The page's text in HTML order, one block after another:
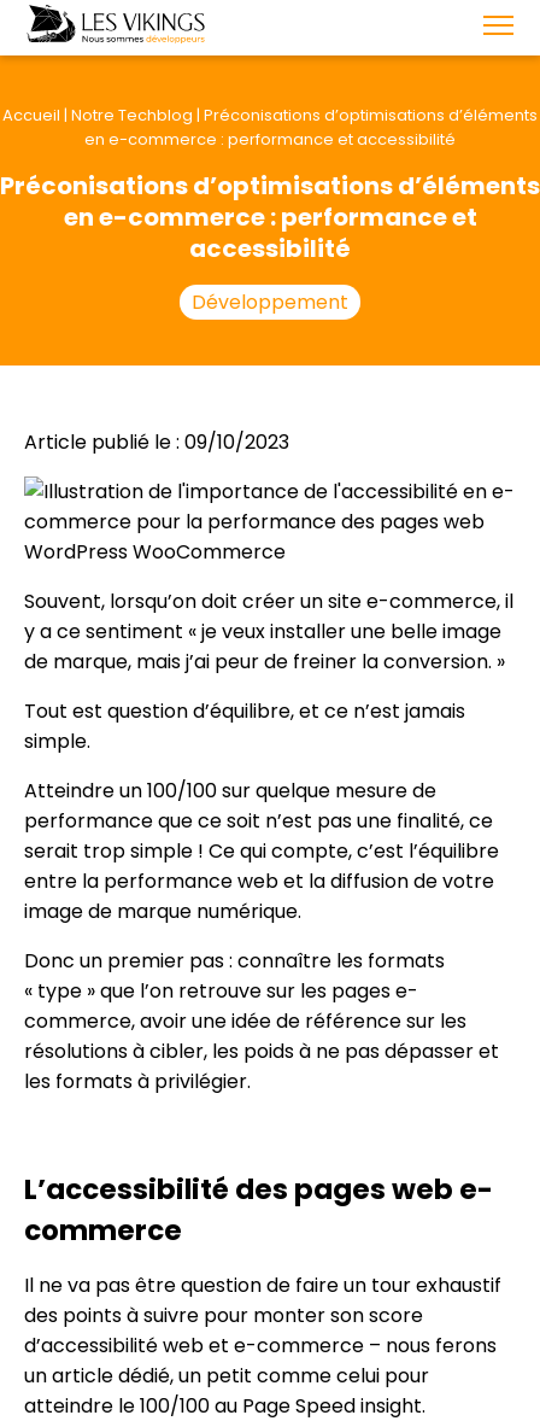
Accueil | Notre Techblog | Préconisations d’optimisations d’éléments
en e-commerce : performance et accessibilité
Préconisations d’optimisations d’éléments
en e-commerce : performance et
accessibilité
Développement
Article publié le : 09/10/2023
Souvent, lorsqu’on doit créer un site e-commerce, il
y a ce sentiment « je veux installer une belle image
de marque, mais j’ai peur de freiner la conversion. »
Tout est question d’équilibre, et ce n’est jamais
simple.
Atteindre un 100/100 sur quelque mesure de
performance que ce soit n’est pas une finalité, ce
serait trop simple ! Ce qui compte, c’est l’équilibre
entre la performance web et la diffusion de votre
image de marque numérique.
Donc un premier pas : connaître les formats
« type » que l’on retrouve sur les pages e-
commerce, avoir une idée de référence sur les
résolutions à cibler, les poids à ne pas dépasser et
les formats à privilégier.
L’accessibilité des pages web e-
commerce
Il ne va pas être question de faire un tour exhaustif
des points à suivre pour monter son score
d’accessibilité web et e-commerce – nous ferons
un article dédié, un petit comme celui pour
atteindre le 100/100 au Page Speed insight.